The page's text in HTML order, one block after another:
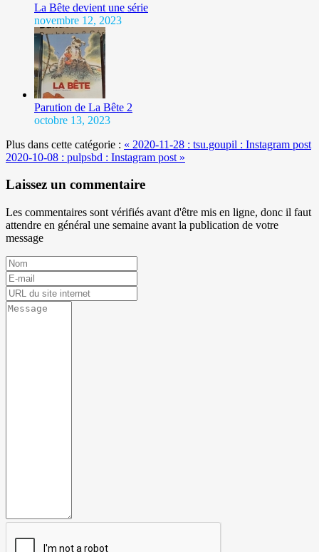
La Bête devient une série
novembre 12, 2023
Parution de La Bête 2
octobre 13, 2023
Plus dans cette catégorie : « 2020-11-28 : tsu.goupil : Instagram post
2020-10-08 : pulpsbd : Instagram post »
Laissez un commentaire
Les commentaires sont vérifiés avant d'être mis en ligne, donc il faut
attendre en général une semaine avant la publication de votre
message